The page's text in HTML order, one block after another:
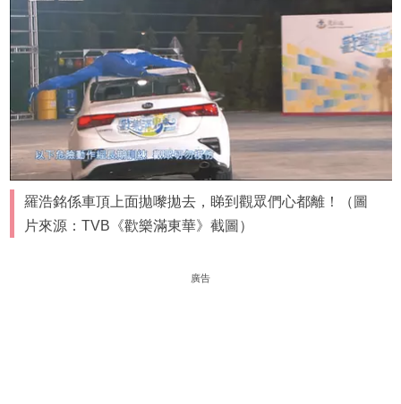
羅浩銘係車頂上面拋嚟拋去，睇到觀眾們心都離！（圖
片來源：TVB《歡樂滿東華》截圖）
廣告